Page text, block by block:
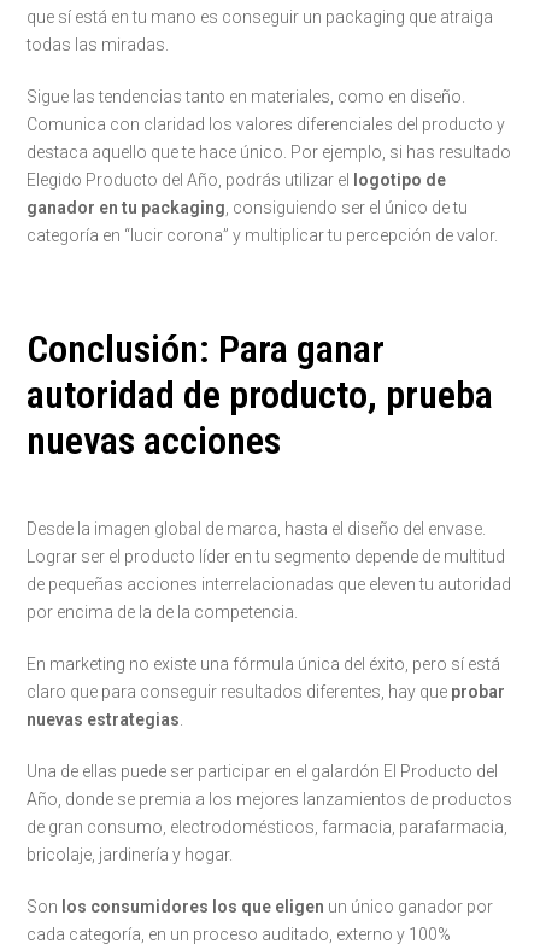
que sí está en tu mano es conseguir un packaging que atraiga
todas las miradas.
Sigue las tendencias tanto en materiales, como en diseño.
Comunica con claridad los valores diferenciales del producto y
destaca aquello que te hace único. Por ejemplo, si has resultado
Elegido Producto del Año, podrás utilizar el
logotipo de
ganador en tu packaging , consiguiendo ser el único de tu
categoría en “lucir corona” y multiplicar tu percepción de valor.
Conclusión: Para ganar
autoridad de producto, prueba
nuevas acciones
Desde la imagen global de marca, hasta el diseño del envase.
Lograr ser el producto líder en tu segmento depende de multitud
de pequeñas acciones interrelacionadas que eleven tu autoridad
por encima de la de la competencia.
En marketing no existe una fórmula única del éxito, pero sí está
claro que para conseguir resultados diferentes, hay que probar
nuevas estrategias
Una de ellas puede ser participar en el galardón El Producto del
Año, donde se premia a los mejores lanzamientos de productos
de gran consumo, electrodomésticos, farmacia, parafarmacia,
bricolaje, jardinería y hogar.
Son los consumidores los que eligen un único ganador por
cada categoría, en un proceso auditado, externo y 100%